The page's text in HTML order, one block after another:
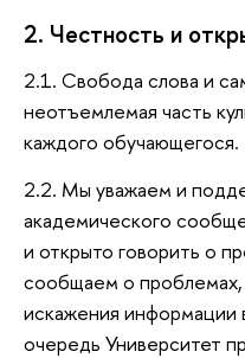
2. Честность и
2.1. Свобода слова и
неотъемлемая часть
каждого обучающегося.
2.2. Мы уважаем и
академического
и открыто говорить о
сообщаем о проблемах,
искажения
очередь Университет